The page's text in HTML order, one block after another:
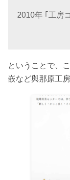
2010年 ｢工房
ということで、
嵌など與那原工